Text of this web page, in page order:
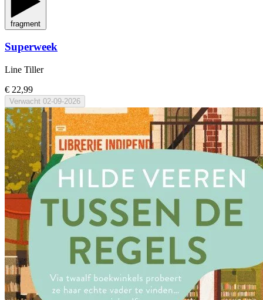
fragment
Superweek
Line Tiller
€ 22,99
Verwacht 02-09-2026